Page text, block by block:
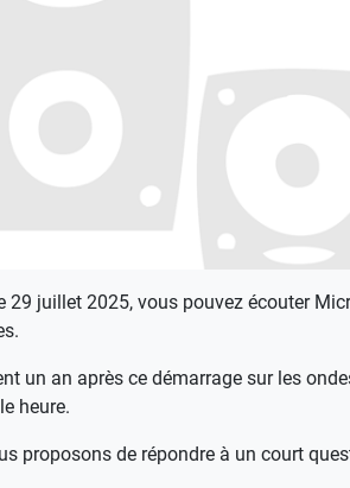
29 juillet 2025, vous pouvez écouter
un an après ce démarrage sur les
heure.
proposons de répondre à un court